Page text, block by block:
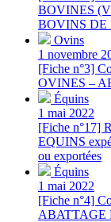
BOVINES
BOVINS DE
Ovins
1 novembre
[Fiche n°3]
OVINES –
Équins
1 mai 2022
[Fiche n°17]
EQUINS
ou exportées
Équins
1 mai 2022
[Fiche n°4]
ABATTAGE